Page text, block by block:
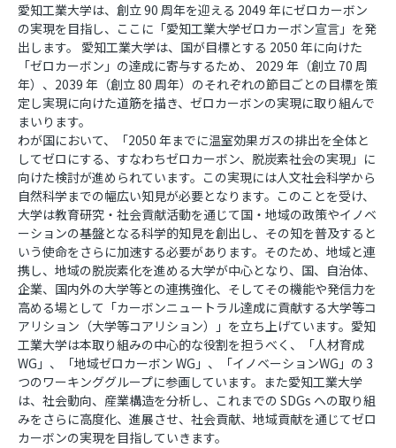
愛知工業大学は、創立 90 周年を迎える 2049 年にゼロカーボン
の実現を目指し、ここに「愛知工業大学ゼロカーボン宣言」を発
出します。 愛知工業大学は、国が目標とする 2050 年に向けた
「ゼロカーボン」の達成に寄与するため、 2029 年（創立 70 周
年）、2039 年（創立 80 周年）のそれぞれの節目ごとの目標を策
定し実現に向けた道筋を描き、ゼロカーボンの実現に取り組んで
まいります。
わが国において、「2050 年までに温室効果ガスの排出を全体と
してゼロにする、すなわちゼロカーボン、脱炭素社会の実現」に
向けた検討が進められています。この実現には人文社会科学から
自然科学までの幅広い知見が必要となります。このことを受け、
大学は教育研究・社会貢献活動を通じて国・地域の政策やイノベ
ーションの基盤となる科学的知見を創出し、その知を普及すると
いう使命をさらに加速する必要があります。そのため、地域と連
携し、地域の脱炭素化を進める大学が中心となり、国、自治体、
企業、国内外の大学等との連携強化、そしてその機能や発信力を
高める場として「カーボンニュートラル達成に貢献する大学等コ
アリション（大学等コアリション）」を立ち上げています。愛知
工業大学は本取り組みの中心的な役割を担うべく、「人材育成
WG」、「地域ゼロカーボン WG」、「イノベーションWG」の 3
つのワーキンググループに参画しています。また愛知工業大学
は、社会動向、産業構造を分析し、これまでの SDGs への取り組
みをさらに高度化、進展させ、社会貢献、地域貢献を通じてゼロ
カーボンの実現を目指していきます。